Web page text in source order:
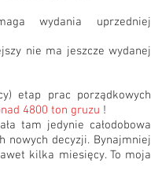
wydania uprzedniej
nie ma jeszcze wydanej
etap prac porządkowych
4800 ton gruzu !
tam jedynie całodobowa
nowych decyzji. Bynajmniej
kilka miesięcy. To moja